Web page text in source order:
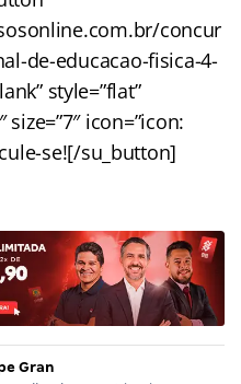
concur
de-educacao-fisica-4-
style=”flat”
icon=”icon:
se![/su_button]
Gran